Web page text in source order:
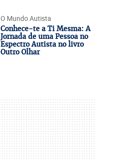
O Mundo Autista
Conhece-te a Ti Mesma: A
Jornada de uma Pessoa no
Espectro Autista no livro
Outro Olhar